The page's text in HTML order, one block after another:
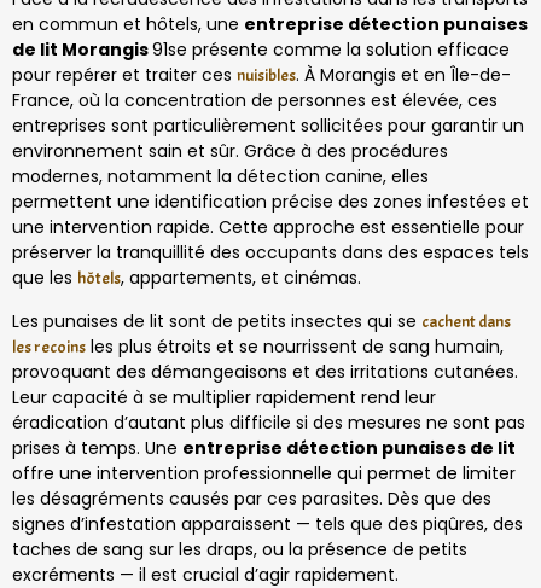
en commun et hôtels, une entreprise détection punaises
de lit Morangis91se présente comme la solution efficace
pour repérer et traiter ces nuisibles. À Morangis et en Île-de-
France, où la concentration de personnes est élevée, ces
entreprises sont particulièrement sollicitées pour garantir un
environnement sain et sûr. Grâce à des procédures
modernes, notamment la détection canine, elles
permettent une identification précise des zones infestées et
une intervention rapide. Cette approche est essentielle pour
préserver la tranquillité des occupants dans des espaces tels
que les hôtels, appartements, et cinémas.
Les punaises de lit sont de petits insectes qui se cachent dans
les recoins les plus étroits et se nourrissent de sang humain,
provoquant des démangeaisons et des irritations cutanées.
Leur capacité à se multiplier rapidement rend leur
éradication d’autant plus difficile si des mesures ne sont pas
prises à temps. Une entreprise détection punaises de lit
offre une intervention professionnelle qui permet de limiter
les désagréments causés par ces parasites. Dès que des
signes d’infestation apparaissent — tels que des piqûres, des
taches de sang sur les draps, ou la présence de petits
excréments — il est crucial d’agir rapidement.